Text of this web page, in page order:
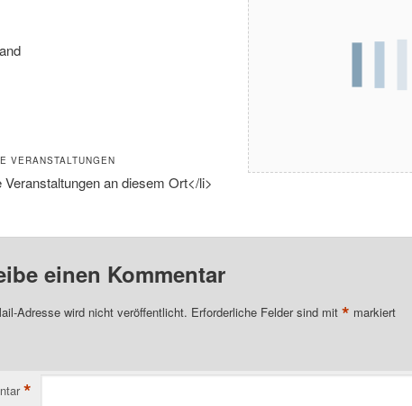
VERANSTALTUNGEN
Veranstaltungen an diesem Ort</li>
einen Kommentar
Adresse wird nicht veröffentlicht. Erforderliche Felder sind mit * markiert
*